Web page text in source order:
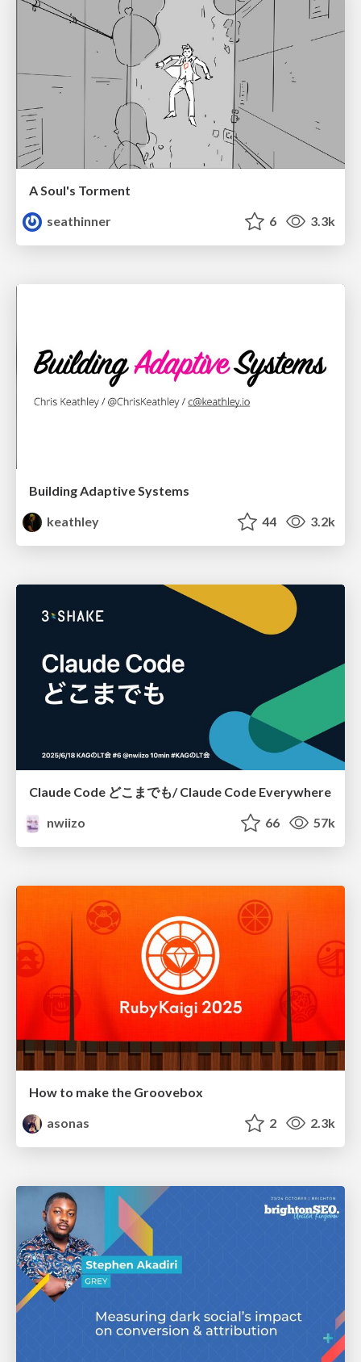
A Soul's Torment
seathinner
6 3.3k
Building Adaptive Systems
keathley
44 3.2k
Claude Code どこまでも/ Claude Code Everywhere
nwiizo
66 57k
How to make the Groovebox
asonas
2 2.3k